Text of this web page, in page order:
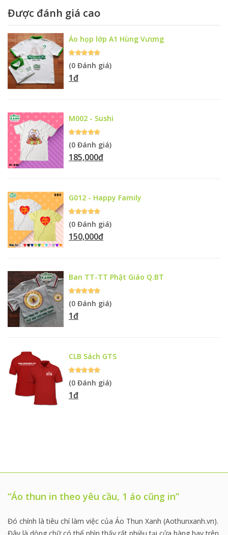
Được đánh giá cao
Áo họp lớp A1 Hùng Vương
(0 Đánh giá)
1đ
M002 - Sushi
(0 Đánh giá)
185,000đ
G012 - Happy Family
(0 Đánh giá)
150,000đ
Ban TT-TT Phật Giáo Q.BT
(0 Đánh giá)
1đ
CLB Sách GTS
(0 Đánh giá)
1đ
“Áo thun in theo yêu cầu, 1 áo cũng in”
Đó chính là tiêu chí làm việc của Áo Thun Xanh (Aothunxanh.vn).
Đây là dòng chữ có thể nhìn thấy rất nhiều tại cửa hàng hay trên